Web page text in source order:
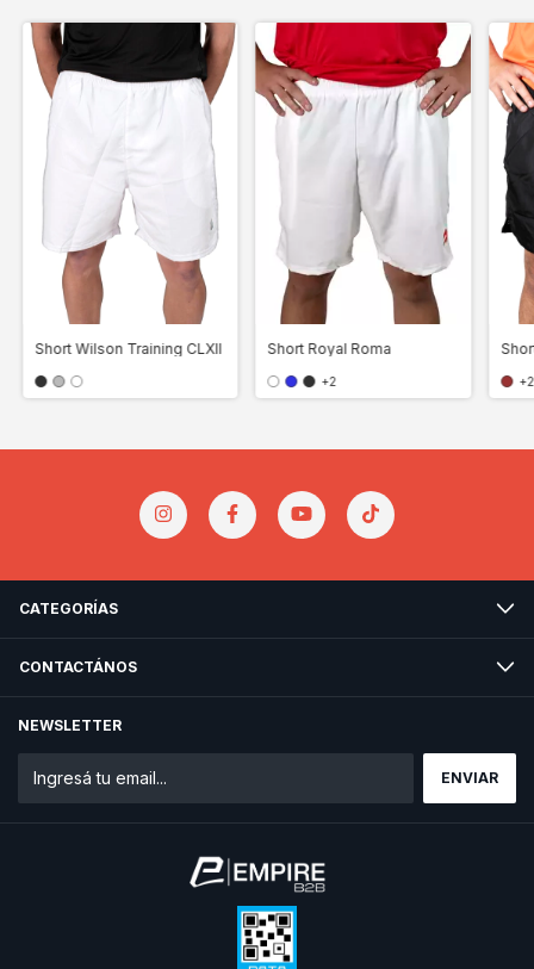
Short Wilson Training CLXII Short Royal Roma
+2 +2
CATEGORÍAS
CONTACTÁNOS
NEWSLETTER